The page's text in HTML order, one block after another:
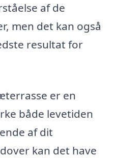
af de
men det kan også
resultat for
er en
både levetiden
af dit
kan det have